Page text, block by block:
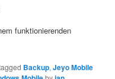
funktionierenden
Backup,Jeyo Mobile